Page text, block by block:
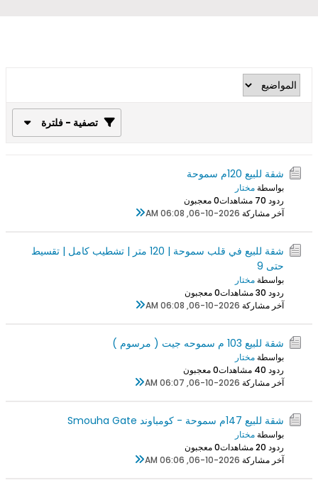
تصفية - فلترة
شقة للبيع 120م سموحة
بواسطةمختار
ردود 0
7 مشاهدات
0 معجبون
آخر مشاركة 06-10-2026, 06:08 AM
شقة للبيع في قلب سموحة | 120 متر | تشطيب كامل | تقسيط
حتى 9
بواسطةمختار
ردود 0
3 مشاهدات
0 معجبون
آخر مشاركة 06-10-2026, 06:08 AM
شقة للبيع 103 م سموحه جيت ( مرسوم )
بواسطةمختار
ردود 0
4 مشاهدات
0 معجبون
آخر مشاركة 06-10-2026, 06:07 AM
شقة للبيع 147م سموحة - كومباوند Smouha Gate
بواسطةمختار
ردود 0
2 مشاهدات
0 معجبون
آخر مشاركة 06-10-2026, 06:06 AM